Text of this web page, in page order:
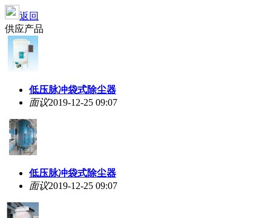
返回
供应产品
低压脉冲袋式除尘器
面议2019-12-25 09:07
低压脉冲袋式除尘器
面议2019-12-25 09:07